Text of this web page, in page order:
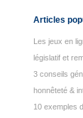
Articles
Les jeux en
législatif et
3 conseils
honnêteté &
10 exemples